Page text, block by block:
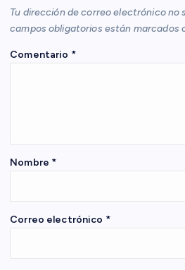
i
ó
e
n
Tu dirección de correo electrónico no
campos obligatorios están marcados
Comentario *
Nombre *
Correo electrónico *